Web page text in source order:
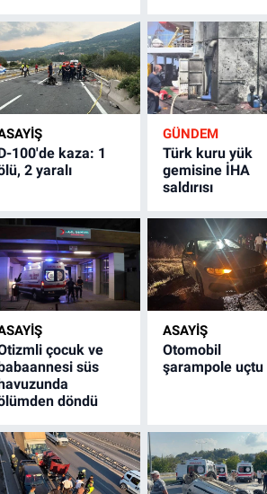
100'de kaza: 1
2 yaralı
GÜNDEM
Türk kuru yük
gemisine İHA
saldırısı
çocuk ve
süs
döndü
ASAYİŞ
Otomobil
şarampole uçtu